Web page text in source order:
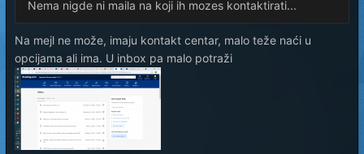
Nema nigde ni maila na koji ih mozes kontaktirati...
Na mejl ne može, imaju kontakt centar, malo teže naći u
opcijama ali ima. U inbox pa malo potraži